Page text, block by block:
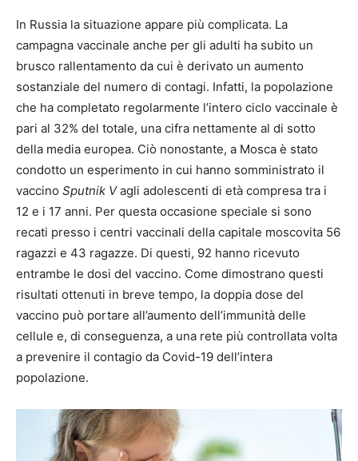
In Russia la situazione appare più complicata. La
campagna vaccinale anche per gli adulti ha subito un
brusco rallentamento da cui è derivato un aumento
sostanziale del numero di contagi. Infatti, la popolazione
che ha completato regolarmente l’intero ciclo vaccinale è
pari al 32% del totale, una cifra nettamente al di sotto
della media europea. Ciò nonostante, a Mosca è stato
condotto un esperimento in cui hanno somministrato il
vaccino Sputnik Vagli adolescenti di età compresa tra i
12 e i 17 anni. Per questa occasione speciale si sono
recati presso i centri vaccinali della capitale moscovita 56
ragazzi e 43 ragazze. Di questi, 92 hanno ricevuto
entrambe le dosi del vaccino. Come dimostrano questi
risultati ottenuti in breve tempo, la doppia dose del
vaccino può portare all’aumento dell’immunità delle
cellule e, di conseguenza, a una rete più controllata volta
a prevenire il contagio da Covid-19 dell’intera
popolazione.